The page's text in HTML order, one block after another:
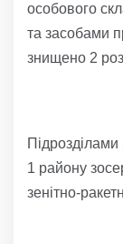
особового
та засобами
знищено 2
1 району
зенітно-